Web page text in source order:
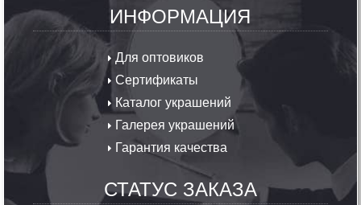
ИНФОРМАЦИЯ
Для оптовиков
Сертификаты
Каталог украшений
Галерея украшений
Гарантия качества
СТАТУС ЗАКАЗА